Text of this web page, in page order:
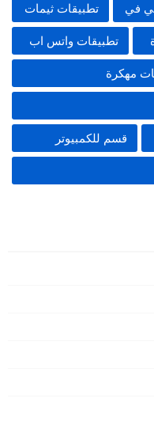
في تطبيقات ثيمات
تطبيقات واتس اب
مهكرة
قسم للكمبيوتر